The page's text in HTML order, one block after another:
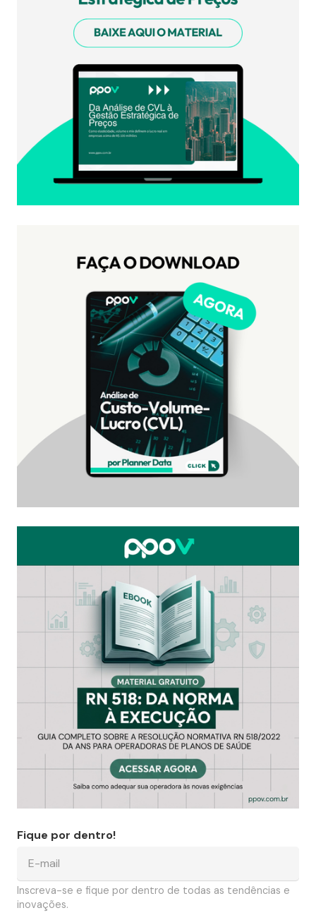
Fique por dentro!
Inscreva-se e fique por dentro de todas as tendências e
inovações.